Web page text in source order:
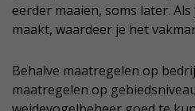
eerder maaien, soms later.
maakt, waardeer je het
Behalve maatregelen op
maatregelen op